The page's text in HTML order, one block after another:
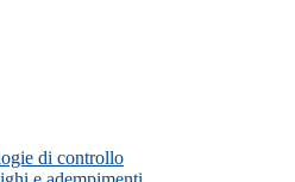
di controllo